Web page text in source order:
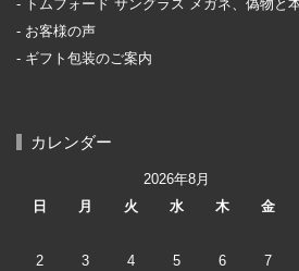
トムフォード サングラス メガネ、偽物と
お客様の声
ギフト包装のご案内
カレンダー
2026年8月
日
月 火 水 木 金
2
3 4 5 6 7